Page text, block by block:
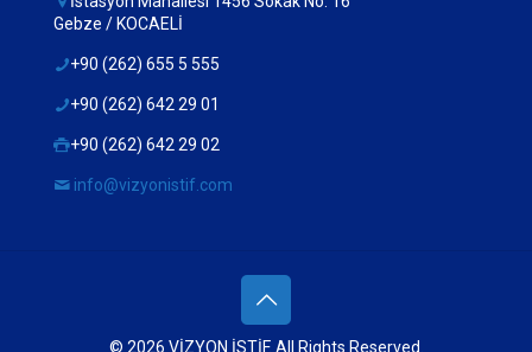
Gebze / KOCAELİ
+90 (262) 655 5 555
+90 (262) 642 29 01
+90 (262) 642 29 02
info@vizyonistif.com
© 2026 VİZYON İSTİF. All Rights Reserved.